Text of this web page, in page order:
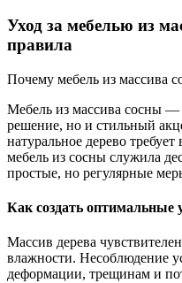
Уход за мебелью из
правила
Почему мебель из массива
Мебель из массива сосны —
решение, но и стильный
натуральное дерево
мебель из сосны служила
простые, но регулярные
Как создать оптимальные
Массив дерева
влажности. Несоблюдение
деформации, трещинам и